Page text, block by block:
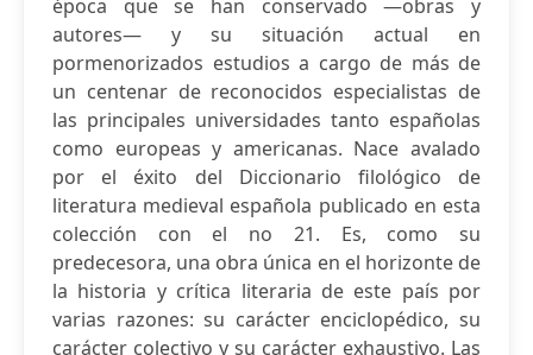
época que se han conservado —obras y
autores— y su situación actual en
pormenorizados estudios a cargo de más de
un centenar de reconocidos especialistas de
las principales universidades tanto españolas
como europeas y americanas. Nace avalado
por el éxito del Diccionario filológico de
literatura medieval española publicado en esta
colección con el no 21. Es, como su
predecesora, una obra única en el horizonte de
la historia y crítica literaria de este país por
varias razones: su carácter enciclopédico, su
carácter colectivo y su carácter exhaustivo. Las